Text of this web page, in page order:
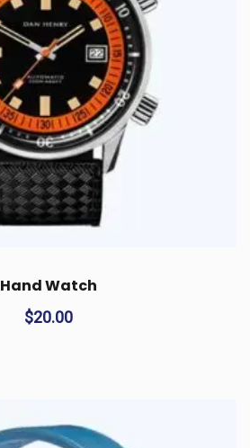
Hand Watch
$20.00